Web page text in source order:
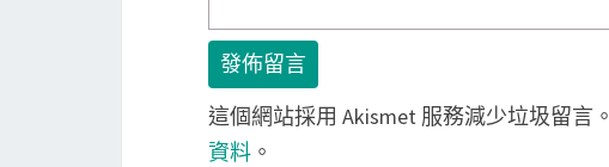
這個網站採用 Akismet 服務減少垃圾留言。
資料 。